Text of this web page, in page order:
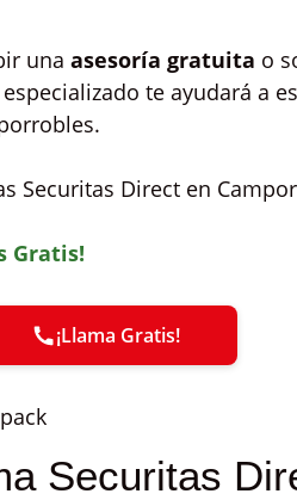
una asesoría gratuita o
te ayudará a
Securitas Direct en
Gratis!
¡Llama Gratis!
Securitas